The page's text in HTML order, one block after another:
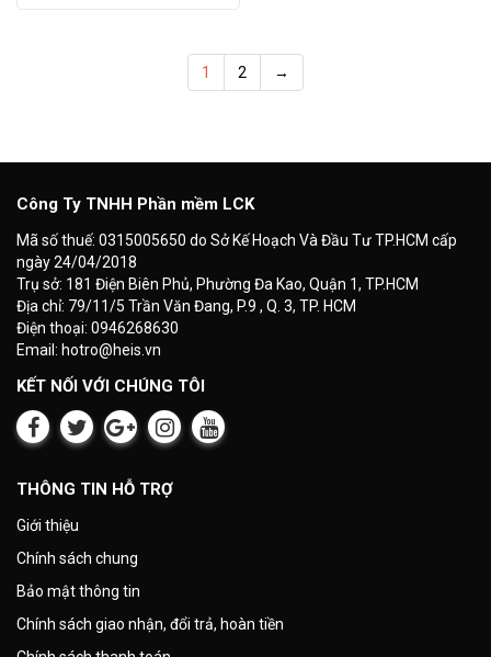
1 2 →
Công Ty TNHH Phần mềm LCK
Mã số thuế: 0315005650 do Sở Kế Hoạch Và Đầu Tư TP.HCM cấp
ngày 24/04/2018
Trụ sở: 181 Điện Biên Phủ, Phường Đa Kao, Quận 1, TP.HCM
Địa chỉ: 79/11/5 Trần Văn Đang, P.9 , Q. 3, TP. HCM
Điện thoại: 0946268630
Email: hotro@heis.vn
KẾT NỐI VỚI CHÚNG TÔI
THÔNG TIN HỖ TRỢ
Giới thiệu
Chính sách chung
Bảo mật thông tin
Chính sách giao nhận, đổi trả, hoàn tiền